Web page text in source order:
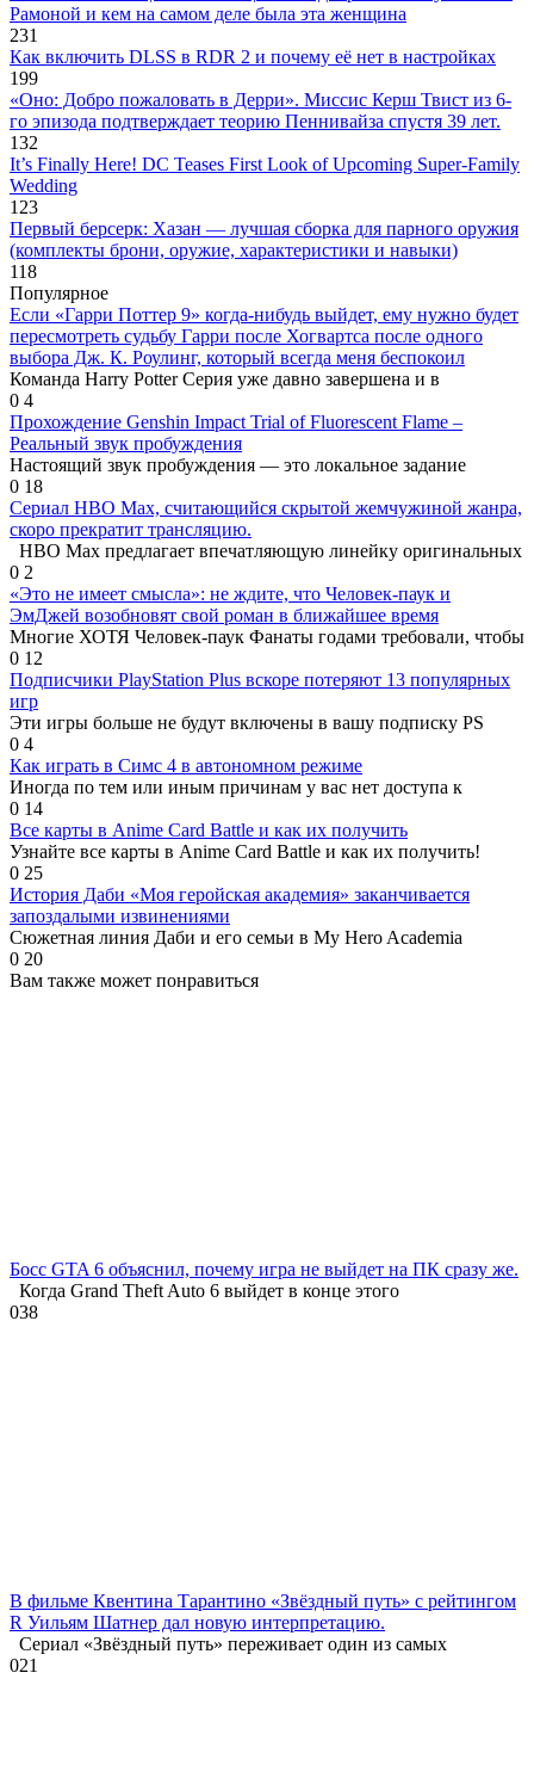
Рамоной и кем на самом деле была эта женщина
231
Как включить DLSS в RDR 2 и почему её нет в настройках
199
«Оно: Добро пожаловать в Дерри». Миссис Керш Твист из 6-
го эпизода подтверждает теорию Пеннивайза спустя 39 лет.
132
It’s Finally Here! DC Teases First Look of Upcoming Super-Family
Wedding
123
Первый берсерк: Хазан — лучшая сборка для парного оружия
(комплекты брони, оружие, характеристики и навыки)
118
Популярное
Если «Гарри Поттер 9» когда-нибудь выйдет, ему нужно будет
пересмотреть судьбу Гарри после Хогвартса после одного
выбора Дж. К. Роулинг, который всегда меня беспокоил
Команда Harry Potter Серия уже давно завершена и в
0 4
Прохождение Genshin Impact Trial of Fluorescent Flame –
Реальный звук пробуждения
Настоящий звук пробуждения — это локальное задание
0 18
Сериал HBO Max, считающийся скрытой жемчужиной жанра,
скоро прекратит трансляцию.
HBO Max предлагает впечатляющую линейку оригинальных
0 2
«Это не имеет смысла»: не ждите, что Человек-паук и
ЭмДжей возобновят свой роман в ближайшее время
Многие ХОТЯ Человек-паук Фанаты годами требовали, чтобы
0 12
Подписчики PlayStation Plus вскоре потеряют 13 популярных
игр
Эти игры больше не будут включены в вашу подписку PS
0 4
Как играть в Симс 4 в автономном режиме
Иногда по тем или иным причинам у вас нет доступа к
0 14
Все карты в Anime Card Battle и как их получить
Узнайте все карты в Anime Card Battle и как их получить!
0 25
История Даби «Моя геройская академия» заканчивается
запоздалыми извинениями
Сюжетная линия Даби и его семьи в My Hero Academia
0 20
Вам также может понравиться
Босс GTA 6 объяснил, почему игра не выйдет на ПК сразу же.
Когда Grand Theft Auto 6 выйдет в конце этого
038
В фильме Квентина Тарантино «Звёздный путь» с рейтингом
R Уильям Шатнер дал новую интерпретацию.
Сериал «Звёздный путь» переживает один из самых
021